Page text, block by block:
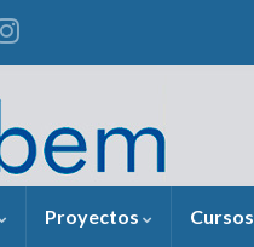
Proyectos Cursos